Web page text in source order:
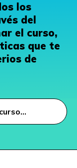
los
del
el curso,
que te
de